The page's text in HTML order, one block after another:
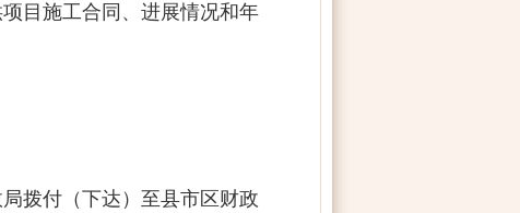
目施工合同、进展情况和年
拨付（下达）至县市区财政